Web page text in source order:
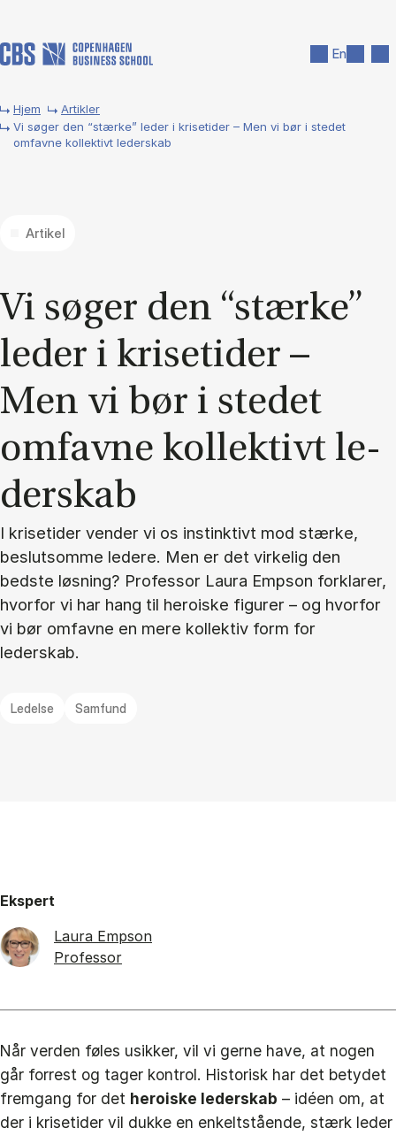
En
Hjem
Artikler
Vi søger den “stærke” leder i krisetider – Men vi bør i stedet
omfavne kollektivt lederskab
Artikel
Vi sø­ger den “stær­ke”
le­der i kri­se­ti­der –
Men vi bør i ste­det
om­fav­ne kol­lek­tivt le­
der­skab
I krisetider vender vi os instinktivt mod stærke,
beslutsomme ledere. Men er det virkelig den
bedste løsning? Professor Laura Empson forklarer,
hvorfor vi har hang til heroiske figurer – og hvorfor
vi bør omfavne en mere kollektiv form for
lederskab.
Ledelse Samfund
Ekspert
Laura Empson
Professor
Når verden føles usikker, vil vi gerne have, at nogen
går forrest og tager kontrol. Historisk har det betydet
fremgang for det heroiske lederskab – idéen om, at
der i krisetider vil dukke en enkeltstående, stærk leder